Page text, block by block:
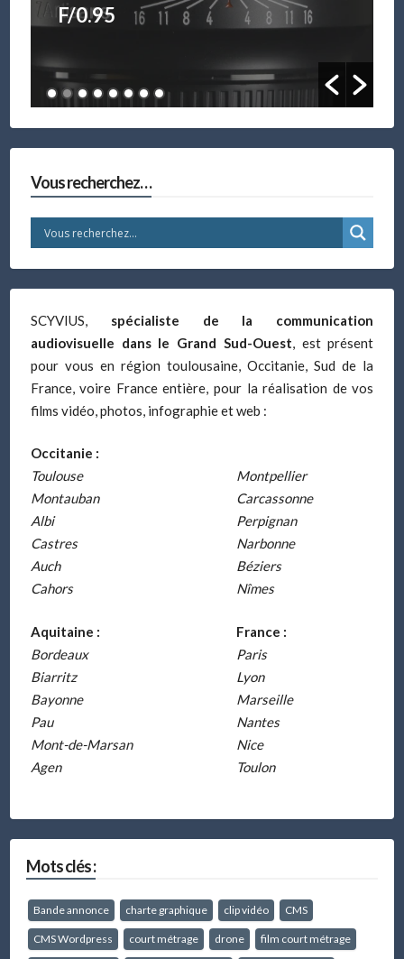
CONFÉRENCE
Vous recherchez…
SCYVIUS, spécialiste de la communication
audiovisuelle dans le Grand Sud-Ouest, est présent
pour vous en région toulousaine, Occitanie, Sud de la
France, voire France entière, pour la réalisation de vos
films vidéo, photos, infographie et web :
Occitanie :
Toulouse
Montauban
Albi
Castres
Auch
Cahors
Montpellier
Carcassonne
Perpignan
Narbonne
Béziers
Nîmes
Aquitaine :
Bordeaux
Biarritz
Bayonne
Pau
Mont-de-Marsan
Agen
France :
Paris
Lyon
Marseille
Nantes
Nice
Toulon
Mots clés :
Bande annonce charte graphique clip vidéo CMS
CMS Wordpress court métrage drone film court métrage